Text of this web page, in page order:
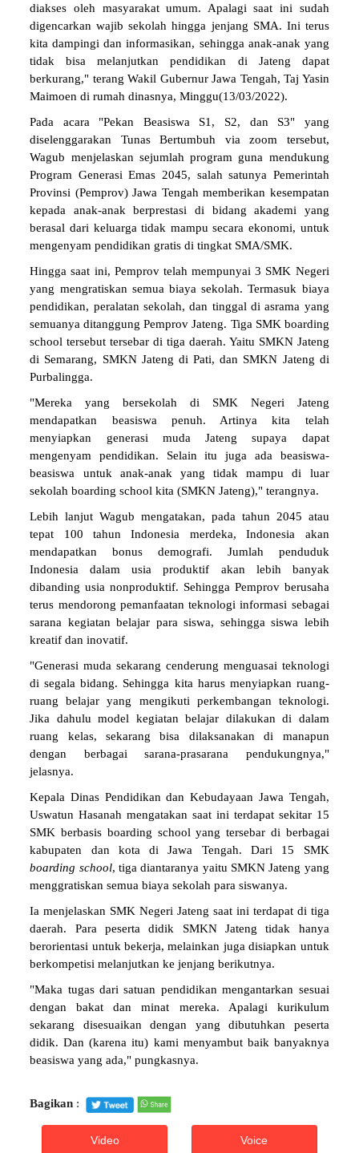
diakses oleh masyarakat umum. Apalagi saat ini sudah
digencarkan wajib sekolah hingga jenjang SMA. Ini terus
kita dampingi dan informasikan, sehingga anak-anak yang
tidak bisa melanjutkan pendidikan di Jateng dapat
berkurang," terang Wakil Gubernur Jawa Tengah, Taj Yasin
Maimoen di rumah dinasnya, Minggu(13/03/2022).
Pada acara "Pekan Beasiswa S1, S2, dan S3" yang
diselenggarakan Tunas Bertumbuh via zoom tersebut,
Wagub menjelaskan sejumlah program guna mendukung
Program Generasi Emas 2045, salah satunya Pemerintah
Provinsi (Pemprov) Jawa Tengah memberikan kesempatan
kepada anak-anak berprestasi di bidang akademi yang
berasal dari keluarga tidak mampu secara ekonomi, untuk
mengenyam pendidikan gratis di tingkat SMA/SMK.
Hingga saat ini, Pemprov telah mempunyai 3 SMK Negeri
yang mengratiskan semua biaya sekolah. Termasuk biaya
pendidikan, peralatan sekolah, dan tinggal di asrama yang
semuanya ditanggung Pemprov Jateng. Tiga SMK boarding
school tersebut tersebar di tiga daerah. Yaitu SMKN Jateng
di Semarang, SMKN Jateng di Pati, dan SMKN Jateng di
Purbalingga.
"Mereka yang bersekolah di SMK Negeri Jateng
mendapatkan beasiswa penuh. Artinya kita telah
menyiapkan generasi muda Jateng supaya dapat
mengenyam pendidikan. Selain itu juga ada beasiswa-
beasiswa untuk anak-anak yang tidak mampu di luar
sekolah boarding school kita (SMKN Jateng)," terangnya.
Lebih lanjut Wagub mengatakan, pada tahun 2045 atau
tepat 100 tahun Indonesia merdeka, Indonesia akan
mendapatkan bonus demografi. Jumlah penduduk
Indonesia dalam usia produktif akan lebih banyak
dibanding usia nonproduktif. Sehingga Pemprov berusaha
terus mendorong pemanfaatan teknologi informasi sebagai
sarana kegiatan belajar para siswa, sehingga siswa lebih
kreatif dan inovatif.
"Generasi muda sekarang cenderung menguasai teknologi
di segala bidang. Sehingga kita harus menyiapkan ruang-
ruang belajar yang mengikuti perkembangan teknologi.
Jika dahulu model kegiatan belajar dilakukan di dalam
ruang kelas, sekarang bisa dilaksanakan di manapun
dengan berbagai sarana-prasarana pendukungnya,"
jelasnya.
Kepala Dinas Pendidikan dan Kebudayaan Jawa Tengah,
Uswatun Hasanah mengatakan saat ini terdapat sekitar 15
SMK berbasis boarding school yang tersebar di berbagai
kabupaten dan kota di Jawa Tengah. Dari 15 SMK
boarding school, tiga diantaranya yaitu SMKN Jateng yang
menggratiskan semua biaya sekolah para siswanya.
Ia menjelaskan SMK Negeri Jateng saat ini terdapat di tiga
daerah. Para peserta didik SMKN Jateng tidak hanya
berorientasi untuk bekerja, melainkan juga disiapkan untuk
berkompetisi melanjutkan ke jenjang berikutnya.
"Maka tugas dari satuan pendidikan mengantarkan sesuai
dengan bakat dan minat mereka. Apalagi kurikulum
sekarang disesuaikan dengan yang dibutuhkan peserta
didik. Dan (karena itu) kami menyambut baik banyaknya
beasiswa yang ada," pungkasnya.
Bagikan :
Video Voice